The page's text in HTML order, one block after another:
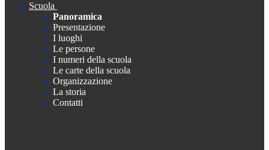
Scuola
Panoramica
Presentazione
I luoghi
Le persone
I numeri della scuola
Le carte della scuola
Organizzazione
La storia
Contatti